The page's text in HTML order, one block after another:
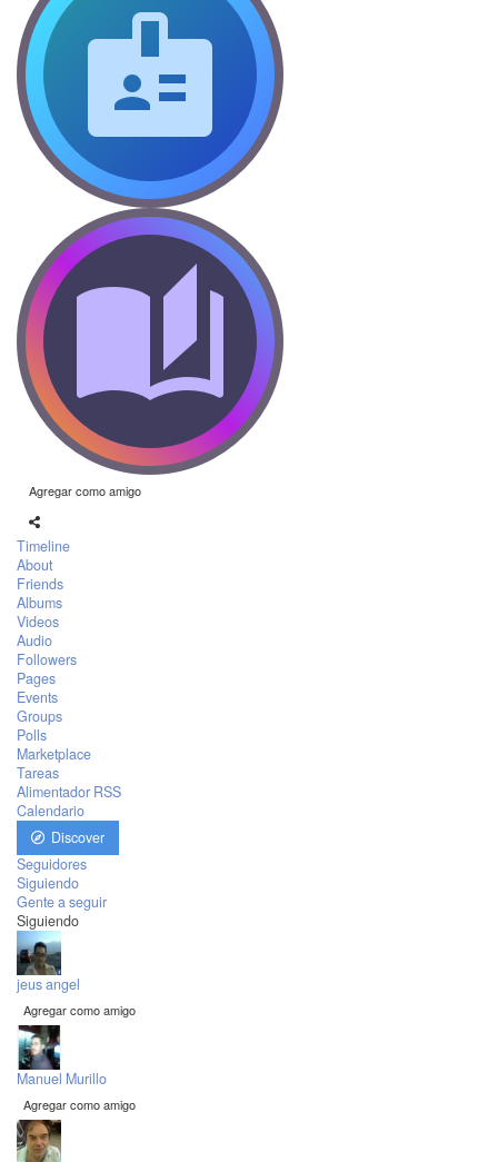
Agregar como amigo
Timeline
About
Friends
Albums
Videos
Audio
Followers
Pages
Events
Groups
Polls
Marketplace
Tareas
Alimentador RSS
Calendario
Discover
Seguidores
Siguiendo
Gente a seguir
Siguiendo
jeus angel
Agregar como amigo
Manuel Murillo
Agregar como amigo